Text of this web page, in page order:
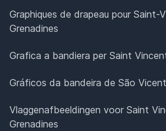
Graphiques de drapeau pour
Grenadines
Grafica a bandiera per Saint
Gráficos da bandeira de São
Vlaggenafbeeldingen voor Saint
Grenadines